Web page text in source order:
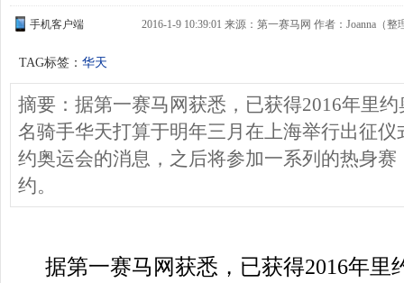
手机客户端 2016-1-9 10:39:01 来源：第一赛马网 作者：Joanna（整
TAG标签： 华天
摘要：据第一赛马网获悉，已获得2016年里
名骑手华天打算于明年三月在上海举行出征
约奥运会的消息，之后将参加一系列的热身
约。
据第一赛马网获悉，已获得2016年里